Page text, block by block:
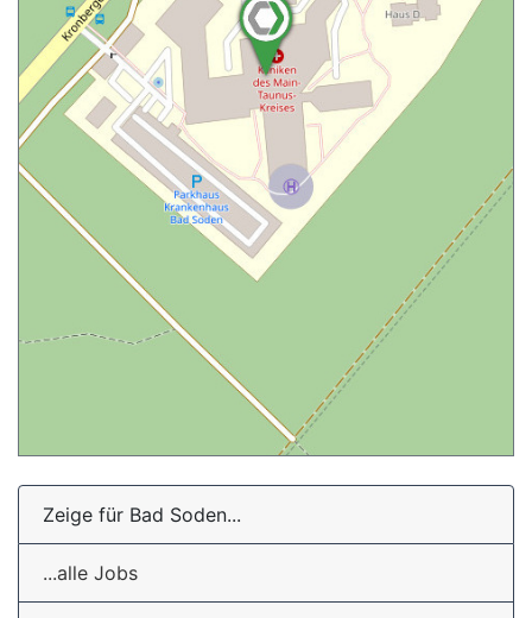
Zeige für Bad Soden...
...alle Jobs